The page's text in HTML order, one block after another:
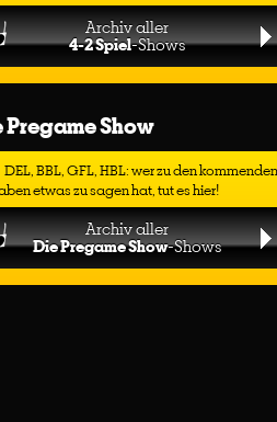
Archiv aller
4-2 Spiel-Shows
Show
DEL, BBL, GFL, HBL: wer zu den kommenden
etwas zu sagen hat, tut es hier!
Archiv aller
Die Pregame Show-Shows